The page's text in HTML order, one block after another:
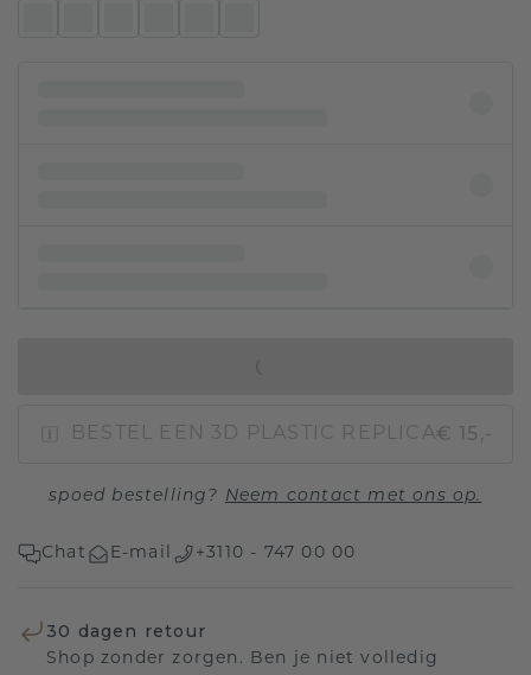
BESTEL EEN 3D PLASTIC REPLICA€ 15,-
spoed bestelling? Neem contact met ons op.
Chat E-mail +3110 - 747 00 00
30 dagen retour
Shop zonder zorgen. Ben je niet volledig